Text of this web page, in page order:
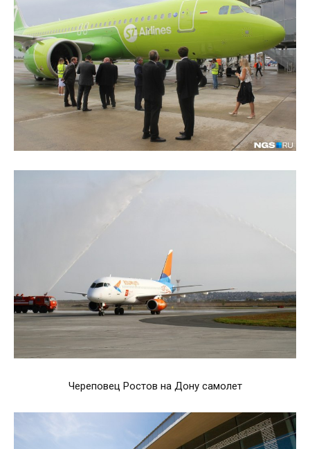
Череповец Ростов на Дону самолет